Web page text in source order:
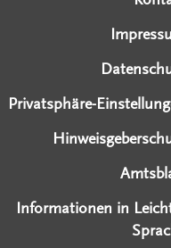
Privatsphäre-
Informationen in